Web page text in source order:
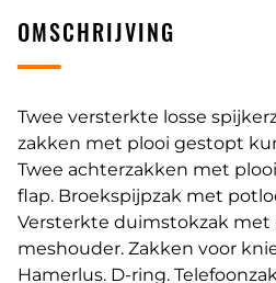
OMSCHRIJVING
Twee versterkte losse
zakken met plooi gestopt
Twee achterzakken met
flap. Broekspijpzak met
Versterkte duimstokzak met
meshouder. Zakken voor
Hamerlus. D-ring.